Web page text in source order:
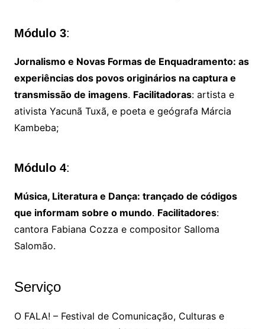
Módulo 3:
Jornalismo e Novas Formas de Enquadramento: as
experiências dos povos originários na captura e
transmissão de imagens. Facilitadoras: artista e
ativista Yacunã Tuxã, e poeta e geógrafa Márcia
Kambeba;
Módulo 4:
Música, Literatura e Dança: trançado de códigos
que informam sobre o mundo. Facilitadores:
cantora Fabiana Cozza e compositor Salloma
Salomão.
Serviço
O FALA! – Festival de Comunicação, Culturas e